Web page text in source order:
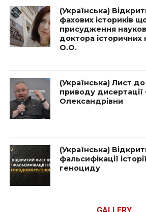
(Українська)
фахових істориків
присудження
доктора історичних
О.О.
(Українська) Лист
приводу
Олександрівни
(Українська)
фальсифікації
геноциду